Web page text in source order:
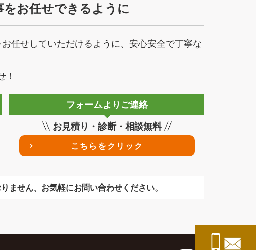
お任せできるように
任せしていただけるように、安心安全で丁寧な
！
フォームよりご連絡
お見積り・診断・相談無料
こちらをクリック
ません、お気軽にお問い合わせください。